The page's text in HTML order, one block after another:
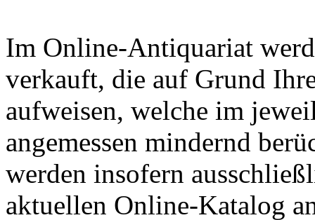
Im Online-Antiquariat
verkauft, die auf Grund
aufweisen, welche im
angemessen mindernd
werden insofern
aktuellen Online-Katalog